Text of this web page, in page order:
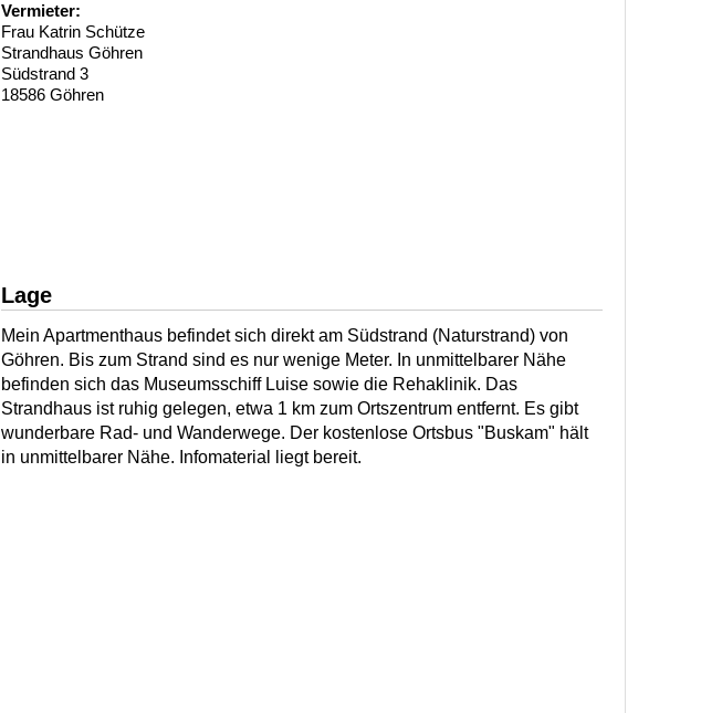
Vermieter:
Frau Katrin Schütze
Strandhaus Göhren
Südstrand 3
18586 Göhren
Lage
Mein Apartmenthaus befindet sich direkt am Südstrand (Naturstrand) von
Göhren. Bis zum Strand sind es nur wenige Meter. In unmittelbarer Nähe
befinden sich das Museumsschiff Luise sowie die Rehaklinik. Das
Strandhaus ist ruhig gelegen, etwa 1 km zum Ortszentrum entfernt. Es gibt
wunderbare Rad- und Wanderwege. Der kostenlose Ortsbus "Buskam" hält
in unmittelbarer Nähe. Infomaterial liegt bereit.